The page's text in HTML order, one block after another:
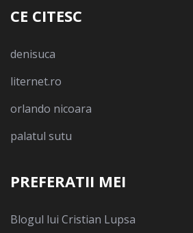
CE CITESC
denisuca
liternet.ro
orlando nicoara
palatul sutu
PREFERATII MEI
Blogul lui Cristian Lupsa